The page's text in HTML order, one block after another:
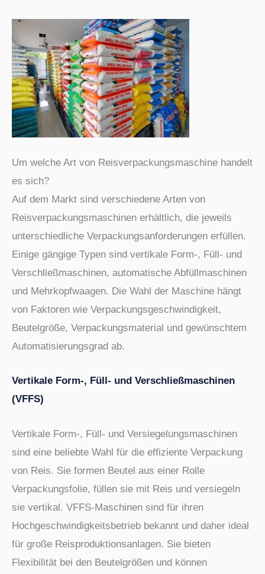
Um welche Art von Reisverpackungsmaschine handelt
es sich?
Auf dem Markt sind verschiedene Arten von
Reisverpackungsmaschinen erhältlich, die jeweils
unterschiedliche Verpackungsanforderungen erfüllen.
Einige gängige Typen sind vertikale Form-, Füll- und
Verschließmaschinen, automatische Abfüllmaschinen
und Mehrkopfwaagen. Die Wahl der Maschine hängt
von Faktoren wie Verpackungsgeschwindigkeit,
Beutelgröße, Verpackungsmaterial und gewünschtem
Automatisierungsgrad ab.
Vertikale Form-, Füll- und Verschließmaschinen
(VFFS)
Vertikale Form-, Füll- und Versiegelungsmaschinen
sind eine beliebte Wahl für die effiziente Verpackung
von Reis. Sie formen Beutel aus einer Rolle
Verpackungsfolie, füllen sie mit Reis und versiegeln
sie vertikal. VFFS-Maschinen sind für ihren
Hochgeschwindigkeitsbetrieb bekannt und daher ideal
für große Reisproduktionsanlagen. Sie bieten
Flexibilität bei den Beutelgrößen und können